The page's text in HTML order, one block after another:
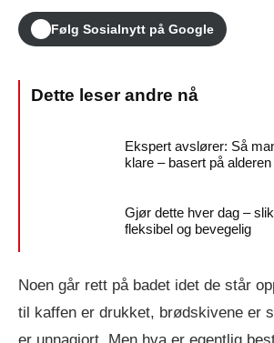
Følg Sosialnytt på Google
Ekspert avslører: Så
klare – basert på alderen
Gjør dette hver dag –
fleksibel og bevegelig
Noen går rett på badet idet de står
til kaffen er drukket, brødskivene er